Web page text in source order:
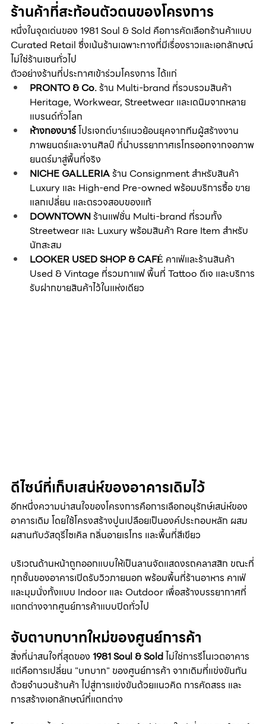
ร้านค้าที่สะท้อนตัวตนของโครงการ
หนึ่งในจุดเด่นของ 1981 Soul & Sold คือการคัดเลือกร้านค้าแบบ
Curated Retail ซึ่งเน้นร้านเฉพาะทางที่มีเรื่องราวและเอกลักษณ์
ไม่ใช่ร้านเชนทั่วไป
ตัวอย่างร้านที่ประกาศเข้าร่วมโครงการ ได้แก่
PRONTO & Co. ร้าน Multi-brand ที่รวบรวมสินค้า
Heritage, Workwear, Streetwear และเดนิมจากหลาย
แบรนด์ทั่วโลก
ห้างทองบาร์ โปรเจกต์บาร์แนวย้อนยุคจากทีมผู้สร้างงาน
ภาพยนตร์และงานศิลป์ ที่นำบรรยากาศเรโทรออกจากจอภาพ
ยนตร์มาสู่พื้นที่จริง
NICHE GALLERIA ร้าน Consignment สำหรับสินค้า
Luxury และ High-end Pre-owned พร้อมบริการซื้อ ขาย
แลกเปลี่ยน และตรวจสอบของแท้
DOWNTOWN ร้านแฟชั่น Multi-brand ที่รวมทั้ง
Streetwear และ Luxury พร้อมสินค้า Rare Item สำหรับ
นักสะสม
LOOKER USED SHOP & CAFÉ คาเฟ่และร้านสินค้า
Used & Vintage ที่รวมกาแฟ พื้นที่ Tattoo ดีเจ และบริการ
รับฝากขายสินค้าไว้ในแห่งเดียว
ดีไซน์ที่เก็บเสน่ห์ของอาคารเดิมไว้
อีกหนึ่งความน่าสนใจของโครงการคือการเลือกอนุรักษ์เสน่ห์ของ
อาคารเดิม โดยใช้โครงสร้างปูนเปลือยเป็นองค์ประกอบหลัก ผสม
ผสานกับวัสดุรีไซเคิล กลิ่นอายเรโทร และพื้นที่สีเขียว
บริเวณด้านหน้าถูกออกแบบให้เป็นลานจัดแสดงรถคลาสสิก ขณะที่
ทุกชั้นของอาคารเปิดรับวิวภายนอก พร้อมพื้นที่ร้านอาหาร คาเฟ่
และมุมนั่งทั้งแบบ Indoor และ Outdoor เพื่อสร้างบรรยากาศที่
แตกต่างจากศูนย์การค้าแบบปิดทั่วไป
จับตาบทบาทใหม่ของศูนย์การค้า
สิ่งที่น่าสนใจที่สุดของ 1981 Soul & Sold ไม่ใช่การรีโนเวตอาคาร
แต่คือการเปลี่ยน "บทบาท" ของศูนย์การค้า จากเดิมที่แข่งขันกัน
ด้วยจำนวนร้านค้า ไปสู่การแข่งขันด้วยแนวคิด การคัดสรร และ
การสร้างเอกลักษณ์ที่แตกต่าง